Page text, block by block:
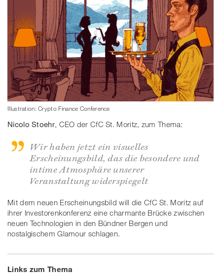
Illustration: Crypto Finance Conference
Nicolo Stoehr​, CEO der CfC St. Moritz, zum Thema:
Wir haben jetzt ein visuelles
Erscheinungsbild, das die besondere und
intime Atmosphäre unserer
Veranstaltung widerspiegelt
Mit dem neuen Erscheinungsbild will die CfC St. Moritz auf
ihrer Investorenkonferenz eine charmante Brücke zwischen
neuen Technologien in den Bündner Bergen und
nostalgischem Glamour schlagen.
Links zum Thema